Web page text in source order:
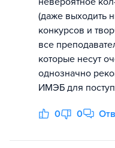
(даже выходить
конкурсов и
все
которые несут
однозначно
ИМЭБ для
0 0